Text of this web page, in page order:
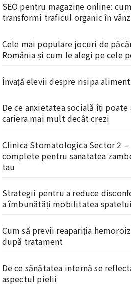
SEO pentru magazine online: cum
transformi traficul organic în
Cele mai populare jocuri de
România și cum le alegi pe cele
Învață elevii despre risipa
De ce anxietatea socială îți poate
cariera mai mult decât crezi
Clinica Stomatologica Sector 2
complete pentru sanatatea
tau
Strategii pentru a reduce
a îmbunătăți mobilitatea spatelui
Cum să previi reapariția
după tratament
De ce sănătatea internă se
aspectul pielii